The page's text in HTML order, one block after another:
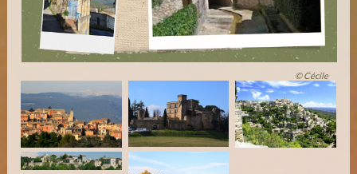
© Cécile